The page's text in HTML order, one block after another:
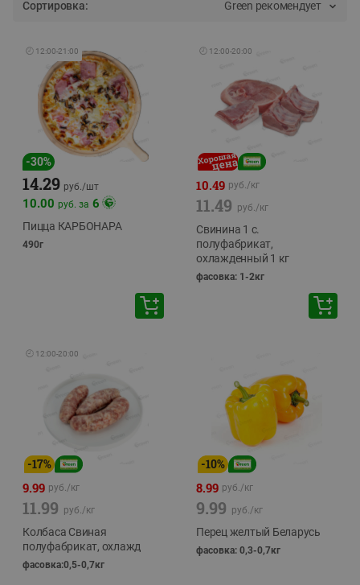
Сортировка: Green рекомендует
🕘 12:00-21:00
-30%
14.29 руб./шт
10.00 руб. за 6
Пицца КАРБОНАРА
490г
🕘 12:00-20:00
10.49 руб./кг
11.49 руб./кг
Свинина 1 с.
полуфабрикат,
охлажденный 1 кг
фасовка: 1-2кг
🕘 12:00-20:00
-17%
9.99 руб./кг
11.99 руб./кг
Колбаса Свиная
полуфабрикат, охлажд
фасовка:0,5-0,7кг
-10%
8.99 руб./кг
9.99 руб./кг
Перец желтый Беларусь
фасовка: 0,3-0,7кг